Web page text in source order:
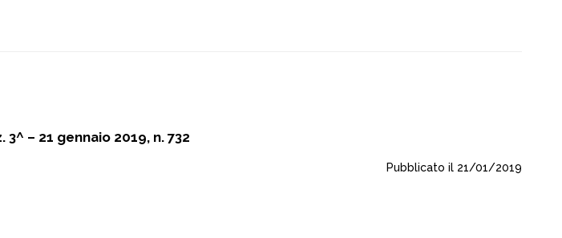
3^ – 21 gennaio 2019, n. 732
Pubblicato il 21/01/2019